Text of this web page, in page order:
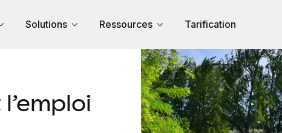
Solutions Ressources Tarification